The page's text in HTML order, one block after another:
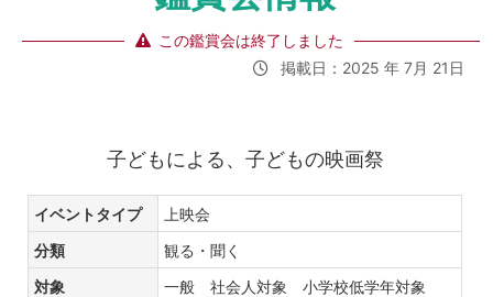
この鑑賞会は終了しました
掲載日：2025 年 7月 21日
子どもによる、子どもの映画祭
イベントタイプ 上映会
分類 観る・聞く
対象
一般 社会人対象 小学校低学年対象